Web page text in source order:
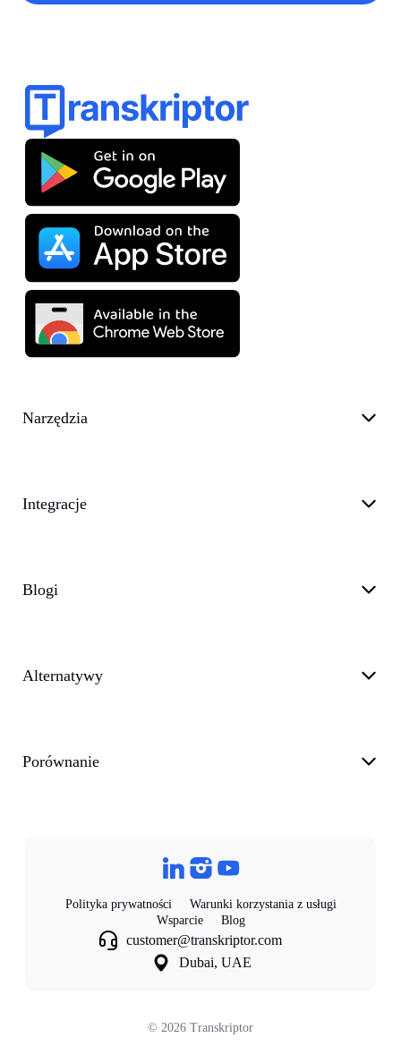
Narzędzia
Integracje
Blogi
Alternatywy
Porównanie
Polityka prywatności
Warunki korzystania z usługi
Wsparcie
Blog
customer@transkriptor.com
Dubai, UAE
© 2026 Transkriptor